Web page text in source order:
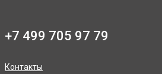
+7 499 705 97 79
Контакты